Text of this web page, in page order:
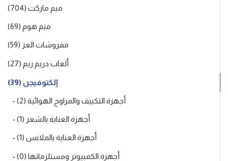
ميم ماركت (704)
ميم هوم (69)
مفروشات العز (59)
ألعاب دريم ريم (27)
إلكتوفيجن (39)
- أجهزة التكييف والمراوح الهوائية (2)
- أجهزة العناية بالشعر (1)
- أجهزة العناية بالملابس (1)
- أجهزة الكمبيوتر ومستلزماتها (0)